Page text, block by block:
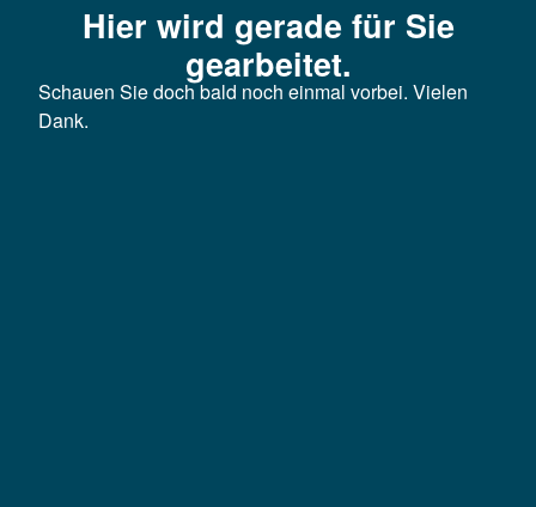
Hier wird gerade für Sie
gearbeitet.
Schauen Sie doch bald noch einmal vorbei. Vielen
Dank.